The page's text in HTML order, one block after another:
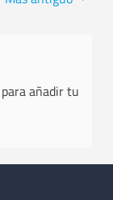
para añadir tu